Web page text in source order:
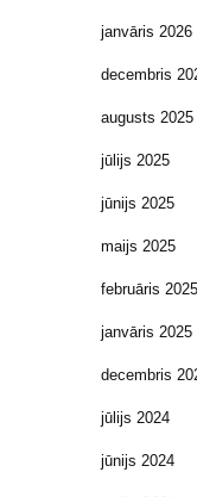
janvāris 2026
decembris
augusts 2025
jūlijs 2025
jūnijs 2025
maijs 2025
februāris 2025
janvāris 2025
decembris
jūlijs 2024
jūnijs 2024